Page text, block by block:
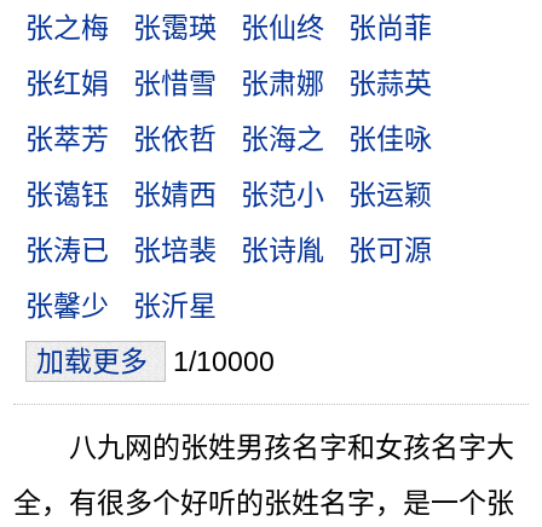
张之梅
张霭瑛 张仙终
张尚菲
张红娟
张惜雪 张肃娜
张蒜英
张萃芳
张依哲 张海之
张佳咏
张蔼钰
张婧西 张范小
张运颖
张涛已
张培裴 张诗胤
张可源
张馨少
张沂星
加载更多
1/10000
八九网的张姓男孩名字和女孩名字大
全，有很多个好听的张姓名字，是一个张